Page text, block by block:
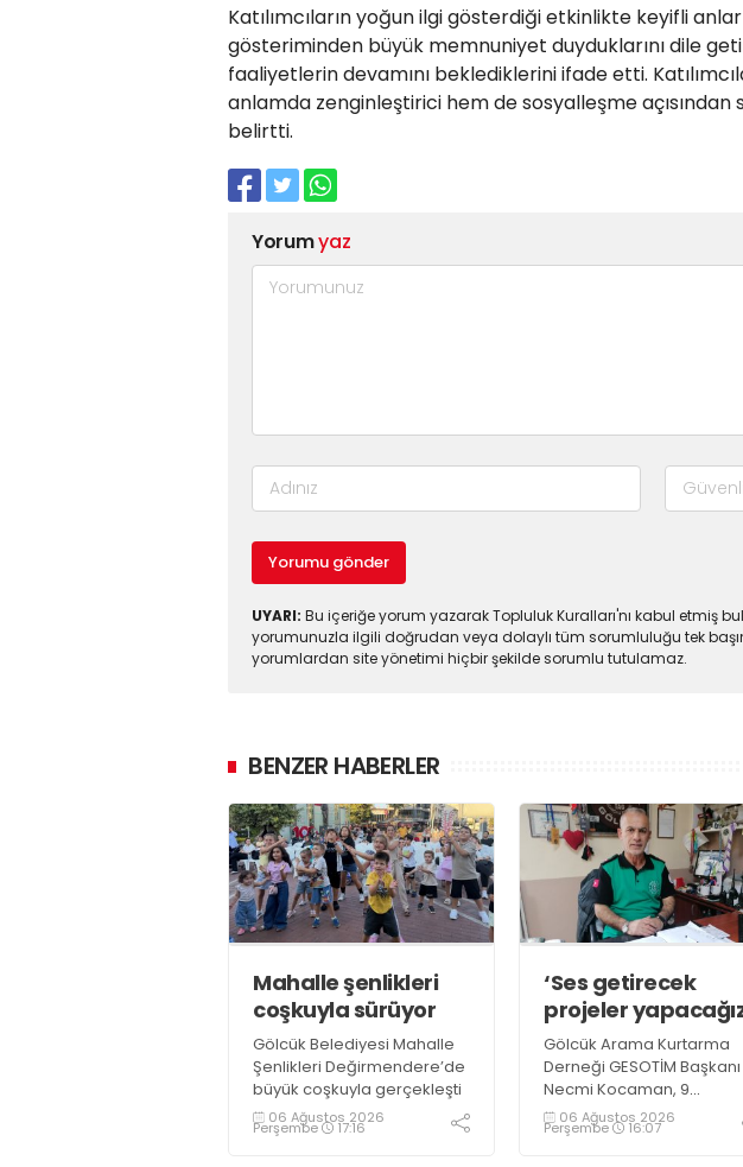
Katılımcıların yoğun ilgi gösterdiği etkinlikte keyifli
gösteriminden büyük memnuniyet duyduklarını dile
faaliyetlerin devamını beklediklerini ifade etti.
anlamda zenginleştirici hem de sosyalleşme
belirtti.
Yorumyaz
Yorumu gönder
UYARI: Bu içeriğe yorum yazarak Topluluk Kuralları'nı kabul etmiş
yorumunuzla ilgili doğrudan veya dolaylı tüm sorumluluğu tek
yorumlardan site yönetimi hiçbir şekilde sorumlu tutulamaz.
BENZER HABERLER
Mahalle şenlikleri
coşkuyla sürüyor
Gölcük Belediyesi Mahalle
Şenlikleri Değirmendere’de
büyük coşkuyla gerçekleşti
06 Ağustos 2026
Perşembe 17:16
‘Ses getirecek
projeler
Gölcük Arama Kurtarma
Derneği GESOTİM Başkanı
Necmi Kocaman, 9
Ağustos’ta gerçekleşecek
sınavın ardından 4.
06 Ağustos 2026
Perşembe 16:07